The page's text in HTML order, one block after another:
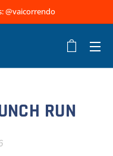
@vaicorrendo
RUN